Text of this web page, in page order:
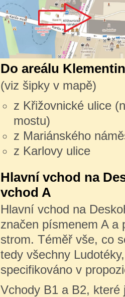
Do areálu
(viz šipky v mapě)
z Křižovnické ulice
mostu)
z Mariánského
z Karlovy ulice
Hlavní vchod na
vchod A
Hlavní vchod na
značen písmenem A a
strom. Téměř vše, co
tedy všechny
specifikováno v
Vchody B1 a B2, které